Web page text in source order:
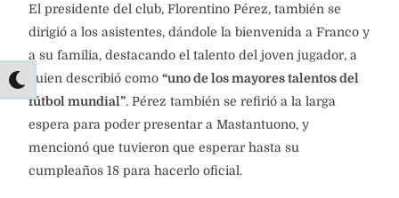
El presidente del club, Florentino Pérez, también se
dirigió a los asistentes, dándole la bienvenida a Franco y
a su familia, destacando el talento del joven jugador, a
quien describió como “uno de los mayores talentos del
fútbol mundial”. Pérez también se refirió a la larga
espera para poder presentar a Mastantuono, y
mencionó que tuvieron que esperar hasta su
cumpleaños 18 para hacerlo oficial.